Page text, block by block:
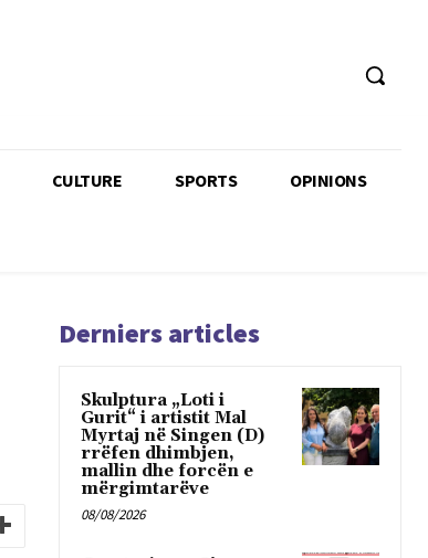
CULTURE SPORTS OPINIONS
Derniers articles
Skulptura „Loti i
Gurit“ i artistit Mal
Myrtaj në Singen (D)
rrëfen dhimbjen,
mallin dhe forcën e
mërgimtarëve
08/08/2026